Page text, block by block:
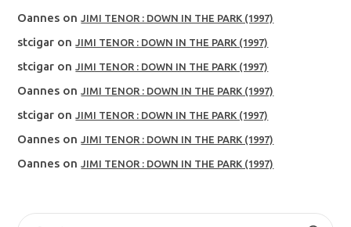
Oannes onJIMI TENOR : DOWN IN THE PARK (1997)
stcigar onJIMI TENOR : DOWN IN THE PARK (1997)
stcigar onJIMI TENOR : DOWN IN THE PARK (1997)
Oannes onJIMI TENOR : DOWN IN THE PARK (1997)
stcigar onJIMI TENOR : DOWN IN THE PARK (1997)
Oannes onJIMI TENOR : DOWN IN THE PARK (1997)
Oannes onJIMI TENOR : DOWN IN THE PARK (1997)
SEARCH